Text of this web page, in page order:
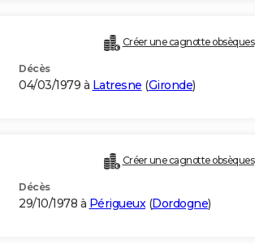
Créer une cagnotte obsèques
Décès
04/03/1979 à Latresne (Gironde)
Créer une cagnotte obsèques
Décès
29/10/1978 à Périgueux(Dordogne)